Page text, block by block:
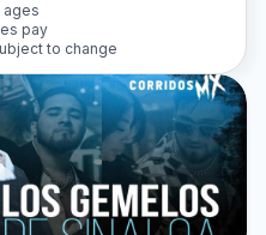
ages
pay
to change